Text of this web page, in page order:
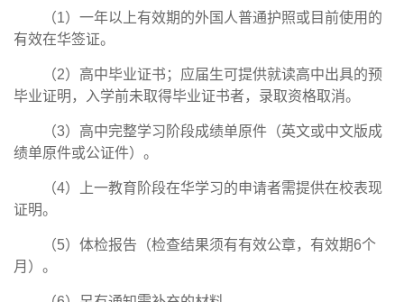
（1）一年以上有效期的外国人普通护照或目前使用的
有效在华签证。
（2）高中毕业证书；应届生可提供就读高中出具的预
毕业证明，入学前未取得毕业证书者，录取资格取消。
（3）高中完整学习阶段成绩单原件（英文或中文版成
绩单原件或公证件）。
（4）上一教育阶段在华学习的申请者需提供在校表现
证明。
（5）体检报告（检查结果须有有效公章，有效期6个
月）。